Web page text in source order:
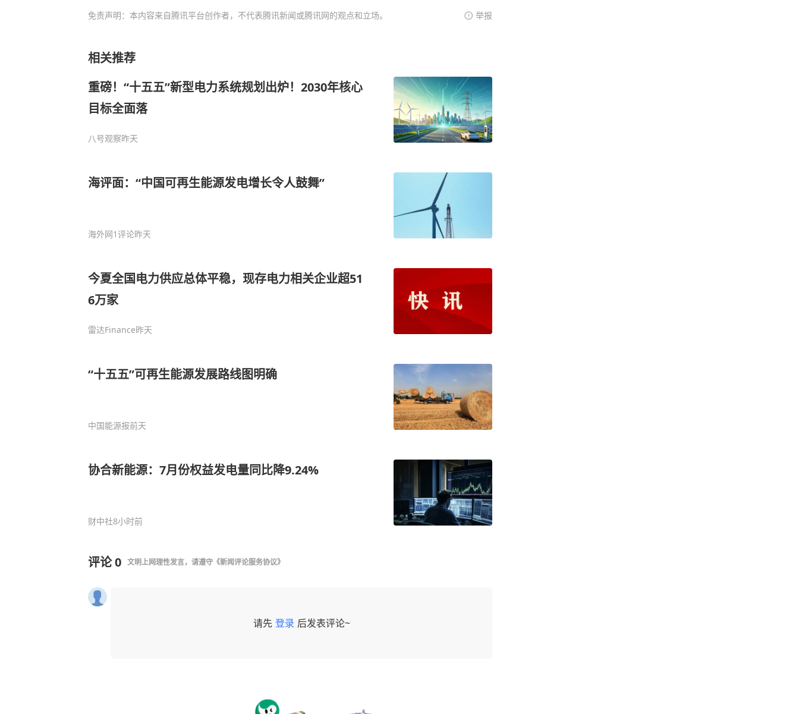
免责声明：本内容来自腾讯平台创作者，不代表腾讯新闻或腾讯网的观点和立场。 举报
相关推荐
重磅！“十五五”新型电力系统规划出炉！2030年核心
目标全面落
八号观察昨天
海评面：“中国可再生能源发电增长令人鼓舞”
海外网1评论昨天
今夏全国电力供应总体平稳，现存电力相关企业超51
6万家
雷达Finance昨天
“十五五”可再生能源发展路线图明确
中国能源报前天
协合新能源：7月份权益发电量同比降9.24%
财中社8小时前
评论0 文明上网理性发言，请遵守 《新闻评论服务协议》
请先 登录 后发表评论~